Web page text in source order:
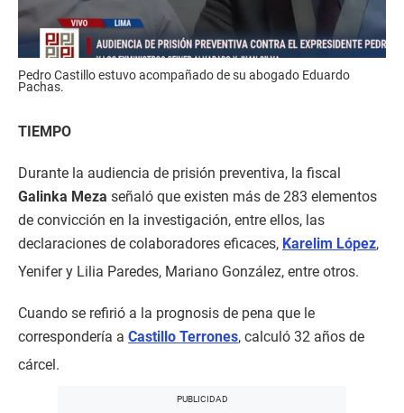
Pedro Castillo estuvo acompañado de su abogado Eduardo
Pachas.
TIEMPO
Durante la audiencia de prisión preventiva, la fiscal
Galinka Meza señaló que existen más de 283 elementos
de convicción en la investigación, entre ellos, las
declaraciones de colaboradores eficaces, Karelim López,
Yenifer y Lilia Paredes, Mariano González, entre otros.
Cuando se refirió a la prognosis de pena que le
correspondería a Castillo Terrones, calculó 32 años de
cárcel.